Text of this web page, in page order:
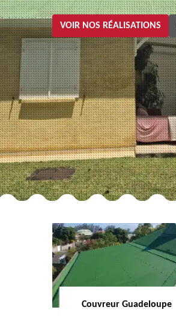
VOIR NOS RÉALISATIONS
Couvreur Guadeloupe